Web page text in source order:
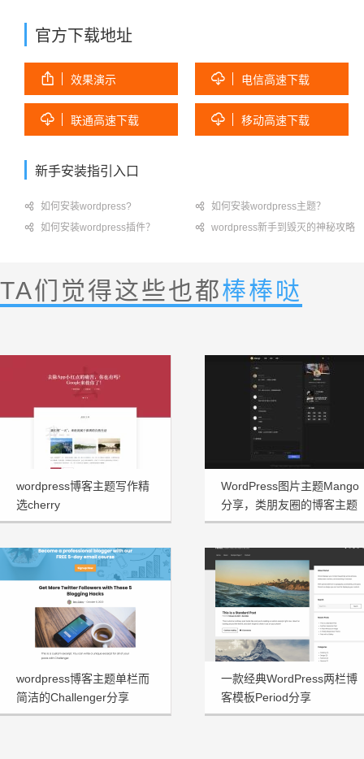
官方下载地址
 效果演示  电信高速下载
 联通高速下载  移动高速下载
新手安装指引入口
 如何安装wordpress?  如何安装wordpress主题？
 如何安装wordpress插件？  wordpress新手到毁灭的神秘攻略
TA们觉得这些也都棒棒哒
wordpress博客主题写作精
选cherry
WordPress图片主题Mango
分享，类朋友圈的博客主题
wordpress博客主题单栏而
简洁的Challenger分享
一款经典WordPress两栏博
客模板Period分享